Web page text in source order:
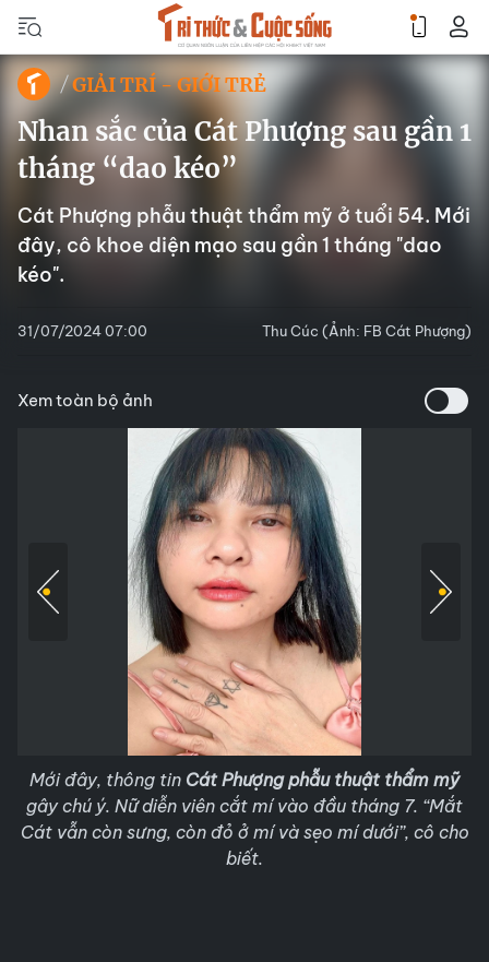
GIẢI TRÍ - GIỚI TRẺ
Nhan sắc của Cát Phượng sau gần 1
tháng “dao kéo”
Cát Phượng phẫu thuật thẩm mỹ ở tuổi 54. Mới
đây, cô khoe diện mạo sau gần 1 tháng "dao
kéo".
31/07/2024 07:00 Thu Cúc (Ảnh: FB Cát Phượng)
Xem toàn bộ ảnh
Mới đây, thông tin Cát Phượng phẫu thuật thẩm mỹ
gây chú ý. Nữ diễn viên cắt mí vào đầu tháng 7. “Mắt
Cát vẫn còn sưng, còn đỏ ở mí và sẹo mí dưới”, cô cho
biết.